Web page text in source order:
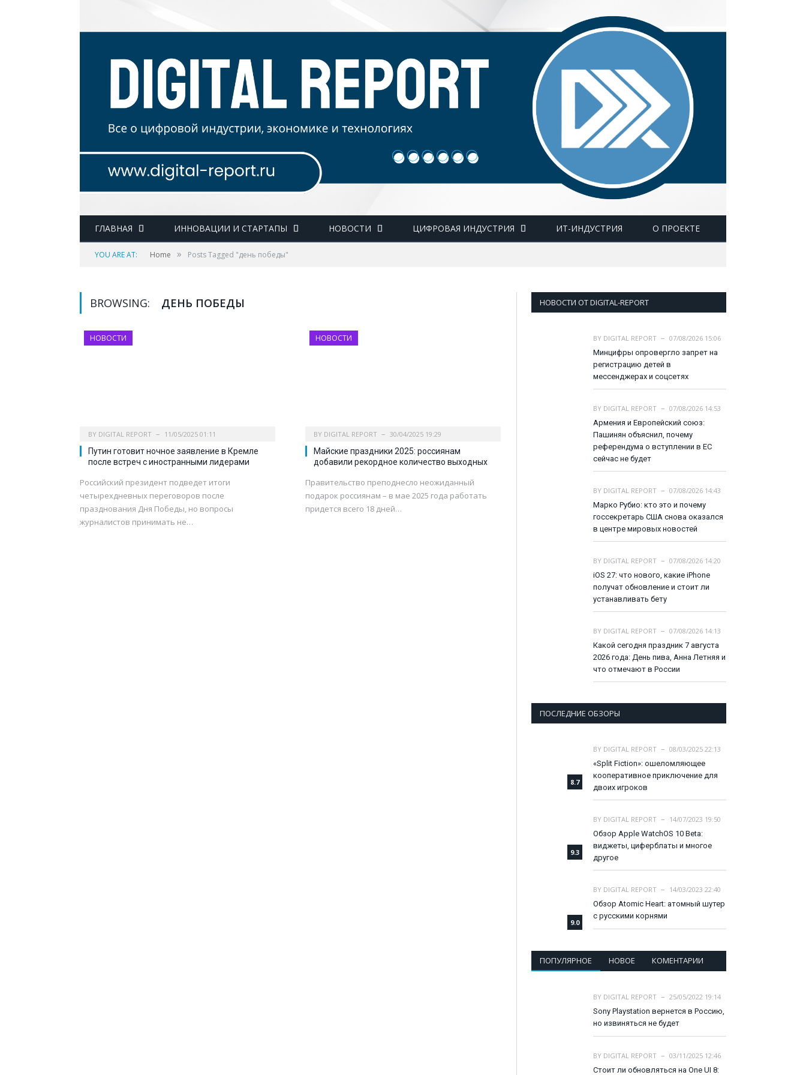
ГЛАВНАЯ ИННОВАЦИИ И СТАРТАПЫ НОВОСТИ ЦИФРОВАЯ ИНДУСТРИЯ ИТ-ИНДУСТРИЯ О ПРОЕКТЕ
YOU ARE AT: Home » Posts Tagged "день победы"
BROWSING: ДЕНЬ ПОБЕДЫ
НОВОСТИ
BY DIGITAL REPORT 11/05/2025 01:11
Путин готовит ночное заявление в Кремле
после встреч с иностранными лидерами
Российский президент подведет итоги
четырехдневных переговоров после
празднования Дня Победы, но вопросы
журналистов принимать не…
НОВОСТИ
BY DIGITAL REPORT 30/04/2025 19:29
Майские праздники 2025: россиянам
добавили рекордное количество выходных
Правительство преподнесло неожиданный
подарок россиянам – в мае 2025 года работать
придется всего 18 дней…
НОВОСТИ ОТ DIGITAL-REPORT
BY DIGITAL REPORT
07/08/2026 15:06
Минцифры опровергло запрет на
регистрацию детей в
мессенджерах и соцсетях
BY DIGITAL REPORT
07/08/2026 14:53
Армения и Европейский союз:
Пашинян объяснил, почему
референдума о вступлении в ЕС
сейчас не будет
BY DIGITAL REPORT
07/08/2026 14:43
Марко Рубио: кто это и почему
госсекретарь США снова оказался
в центре мировых новостей
BY DIGITAL REPORT
07/08/2026 14:20
iOS 27: что нового, какие iPhone
получат обновление и стоит ли
устанавливать бету
BY DIGITAL REPORT
07/08/2026 14:13
Какой сегодня праздник 7 августа
2026 года: День пива, Анна Летняя и
что отмечают в России
ПОСЛЕДНИЕ ОБЗОРЫ
8.7
BY DIGITAL REPORT
08/03/2025 22:13
«Split Fiction»: ошеломляющее
кооперативное приключение для
двоих игроков
9.3
BY DIGITAL REPORT
14/07/2023 19:50
Обзор Apple WatchOS 10 Beta:
виджеты, циферблаты и многое
другое
9.0
BY DIGITAL REPORT
14/03/2023 22:40
Обзор Atomic Heart: атомный шутер
с русскими корнями
ПОПУЛЯРНОЕ НОВОЕ КОМЕНТАРИИ
BY DIGITAL REPORT
25/05/2022 19:14
Sony Playstation вернется в Россию,
но извиняться не будет
BY DIGITAL REPORT
03/11/2025 12:46
Стоит ли обновляться на One UI 8: